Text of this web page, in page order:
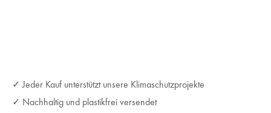
✓ Jeder Kauf unterstützt unsere Klimaschutzprojekte
✓ Nachhaltig und plastikfrei versendet